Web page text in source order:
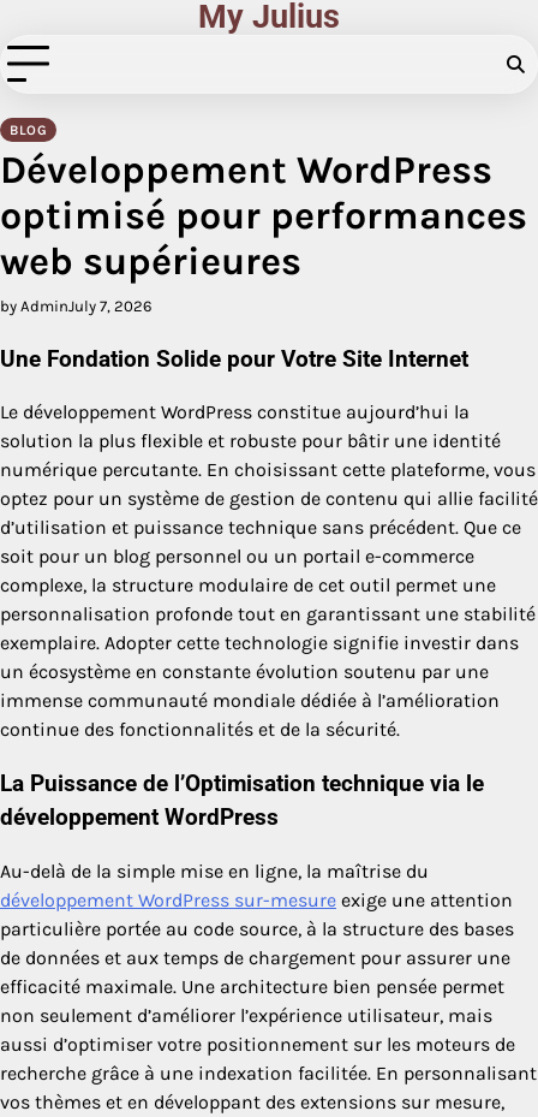
to
content
My Julius
BLOG
Développement WordPress
optimisé pour performances
web supérieures
by AdminJuly 7, 2026
Une Fondation Solide pour Votre Site Internet
Le développement WordPress constitue aujourd’hui la
solution la plus flexible et robuste pour bâtir une identité
numérique percutante. En choisissant cette plateforme, vous
optez pour un système de gestion de contenu qui allie facilité
d’utilisation et puissance technique sans précédent. Que ce
soit pour un blog personnel ou un portail e-commerce
complexe, la structure modulaire de cet outil permet une
personnalisation profonde tout en garantissant une stabilité
exemplaire. Adopter cette technologie signifie investir dans
un écosystème en constante évolution soutenu par une
immense communauté mondiale dédiée à l’amélioration
continue des fonctionnalités et de la sécurité.
La Puissance de l’Optimisation technique via le
développement WordPress
Au-delà de la simple mise en ligne, la maîtrise du
développement WordPress sur-mesure exige une attention
particulière portée au code source, à la structure des bases
de données et aux temps de chargement pour assurer une
efficacité maximale. Une architecture bien pensée permet
non seulement d’améliorer l’expérience utilisateur, mais
aussi d’optimiser votre positionnement sur les moteurs de
recherche grâce à une indexation facilitée. En personnalisant
vos thèmes et en développant des extensions sur mesure,